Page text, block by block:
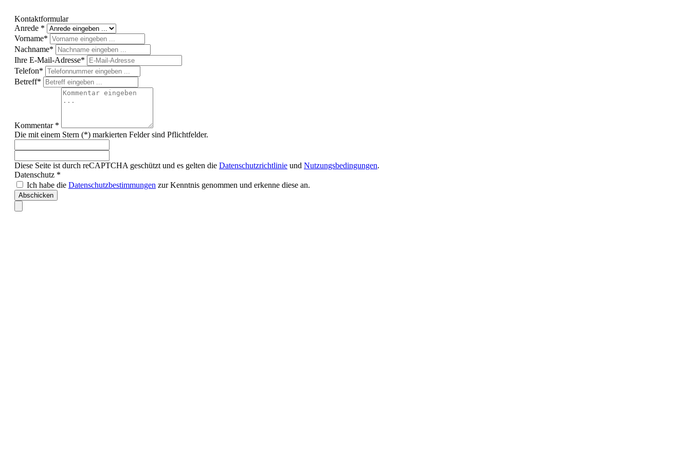
Kontaktformular
Anrede *
Vorname*
Nachname*
Ihre E-Mail-Adresse*
Telefon*
Betreff*
Kommentar *
Die mit einem Stern (*) markierten Felder sind Pflichtfelder.
Diese Seite ist durch reCAPTCHA geschützt und es gelten die Datenschutzrichtlinie und Nutzungsbedingungen.
Datenschutz *
Ich habe die Datenschutzbestimmungen zur Kenntnis genommen und erkenne diese an.
Abschicken